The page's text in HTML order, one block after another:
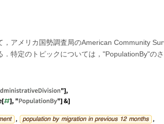
アメリカ国勢調査局のAmerican Community
特定のトピックについては，"PopulationBy"の